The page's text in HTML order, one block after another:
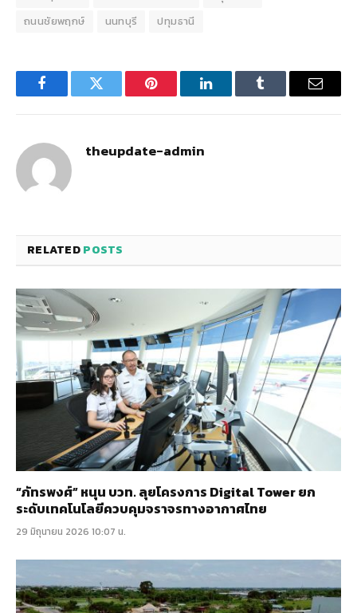
ถนนชัยพฤกษ์
นนทบุรี ปทุมธานี
FacebookTwitter Pinterest LinkedInTumblr Email
theupdate-admin
RELATEDPOSTS
“ภัทรพงศ์” หนุน บวท. ลุยโครงการ Digital Tower ยก
ระดับเทคโนโลยีควบคุมจราจรทางอากาศไทย
29 มิถุนายน 2026 10:07 น.